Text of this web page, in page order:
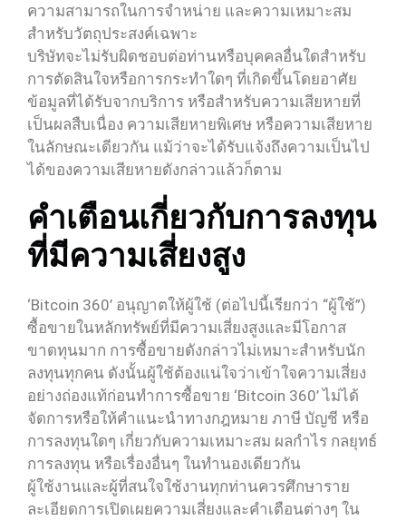
ความสามารถในการจำหน่าย และความเหมาะสม
สำหรับวัตถุประสงค์เฉพาะ
บริษัทจะไม่รับผิดชอบต่อท่านหรือบุคคลอื่นใดสำหรับ
การตัดสินใจหรือการกระทำใดๆ ที่เกิดขึ้นโดยอาศัย
ข้อมูลที่ได้รับจากบริการ หรือสำหรับความเสียหายที่
เป็นผลสืบเนื่อง ความเสียหายพิเศษ หรือความเสียหาย
ในลักษณะเดียวกัน แม้ว่าจะได้รับแจ้งถึงความเป็นไป
ได้ของความเสียหายดังกล่าวแล้วก็ตาม
คำเตือนเกี่ยวกับการลงทุน
ที่มีความเสี่ยงสูง
‘Bitcoin 360’ อนุญาตให้ผู้ใช้ (ต่อไปนี้เรียกว่า “ผู้ใช้”)
ซื้อขายในหลักทรัพย์ที่มีความเสี่ยงสูงและมีโอกาส
ขาดทุนมาก การซื้อขายดังกล่าวไม่เหมาะสำหรับนัก
ลงทุนทุกคน ดังนั้นผู้ใช้ต้องแน่ใจว่าเข้าใจความเสี่ยง
อย่างถ่องแท้ก่อนทำการซื้อขาย ‘Bitcoin 360’ ไม่ได้
จัดการหรือให้คำแนะนำทางกฎหมาย ภาษี บัญชี หรือ
การลงทุนใดๆ เกี่ยวกับความเหมาะสม ผลกำไร กลยุทธ์
การลงทุน หรือเรื่องอื่นๆ ในทำนองเดียวกัน
ผู้ใช้งานและผู้ที่สนใจใช้งานทุกท่านควรศึกษาราย
ละเอียดการเปิดเผยความเสี่ยงและคำเตือนต่างๆ ใน